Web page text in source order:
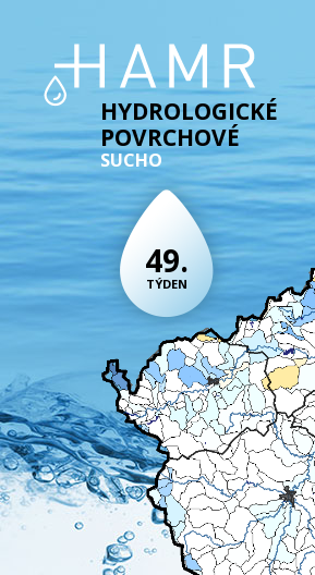
HYDROLOGICKÉ
POVRCHOVÉ
SUCHO
49.
TÝDEN